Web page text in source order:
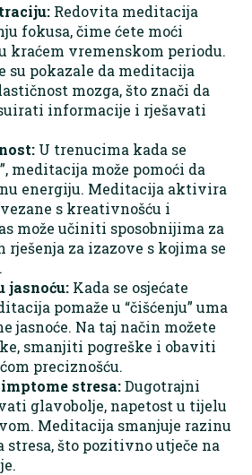
Redovita meditacija
fokusa, čime ćete moći
kraćem vremenskom periodu.
su pokazale da meditacija
mozga, što znači da
informacije i rješavati
U trenucima kada se
meditacija može pomoći da
energiju. Meditacija aktivira
s kreativnošću i
može učiniti sposobnijima za
rješenja za izazove s kojima se
jasnoću: Kada se osjećate
pomaže u “čišćenju” uma
jasnoće. Na taj način možete
smanjiti pogreške i obaviti
preciznošću.
stresa:Dugotrajni
glavobolje, napetost u tijelu
Meditacija smanjuje razinu
što pozitivno utječe na